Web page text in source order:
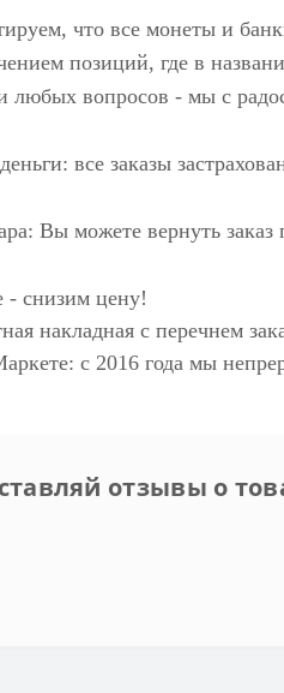
что все монеты и
позиций, где в
любых вопросов - мы с
все заказы
Вы можете вернуть
- снизим цену!
накладная с перечнем
: с 2016 года мы
отзывы о